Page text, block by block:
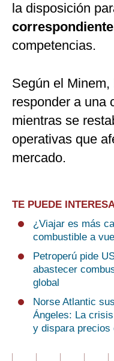
la disposición
competencias.
Según el
responder a una
mientras se
operativas que
mercado.
TE PUEDE
¿Viajar es más
combustible a
Petroperú pide
abastecer
global
Norse Atlantic
Ángeles: La
y dispara precios